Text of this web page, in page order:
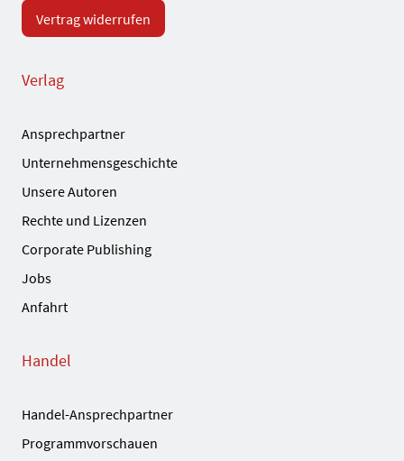
Vertrag widerrufen
Verlag
Ansprechpartner
Unternehmensgeschichte
Unsere Autoren
Rechte und Lizenzen
Corporate Publishing
Jobs
Anfahrt
Handel
Handel-Ansprechpartner
Programmvorschauen